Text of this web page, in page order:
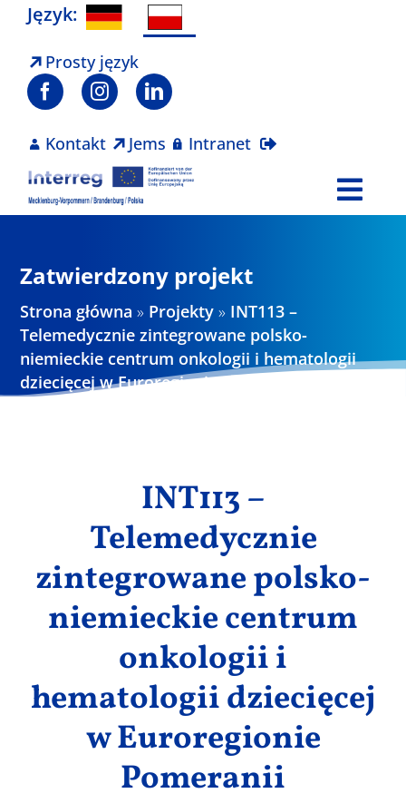
Skip
content
Język:
Prosty język
Kontakt Jems Intranet
Projekty
Aktualności
Zatwierdzony projekt
Strona główna » Projekty » INT113 –
Telemedycznie zintegrowane polsko-
niemieckie centrum onkologii i hematologii
dziecięcej w Euroregionie Pomeranii
INT113 –
Telemedycznie
zintegrowane polsko-
niemieckie centrum
onkologii i
hematologii dziecięcej
w Euroregionie
Pomeranii